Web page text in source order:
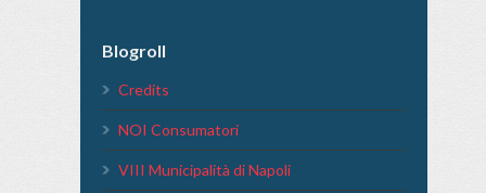
Blogroll
Credits
NOI Consumatori
VIII Municipalità di Napoli